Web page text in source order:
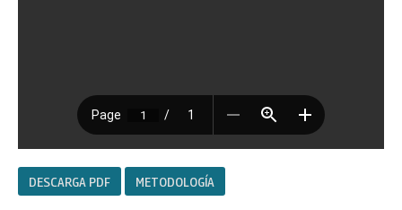
DESCARGA PDF METODOLOGÍA